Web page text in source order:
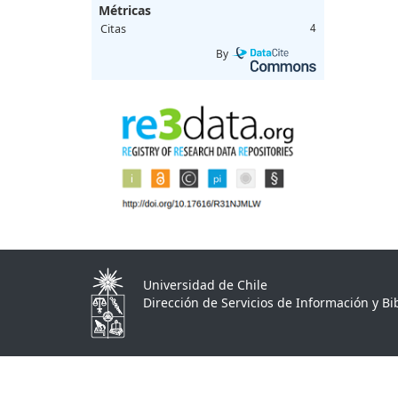
Métricas
Citas 4
By
Universidad de Chile
Dirección de Servicios de Información y